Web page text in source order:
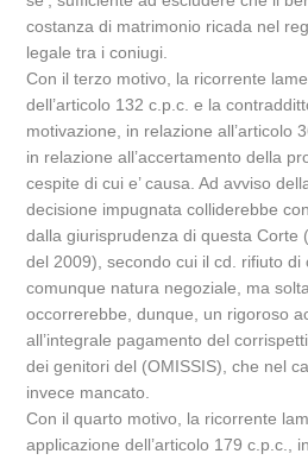
costanza di matrimonio ricada nel
legale tra i coniugi.
Con il terzo motivo, la ricorrente
dell’articolo 132 c.p.c. e la
motivazione, in relazione all’articolo
in relazione all’accertamento della
cespite di cui e’ causa. Ad avviso
decisione impugnata colliderebbe
dalla giurisprudenza di questa Corte
del 2009), secondo cui il cd. rifiuto di
comunque natura negoziale, ma
occorrerebbe, dunque, un rigoroso
all’integrale pagamento del
dei genitori del (OMISSIS), che nel
invece mancato.
Con il quarto motivo, la ricorrente
applicazione dell’articolo 179 c.p.c.,